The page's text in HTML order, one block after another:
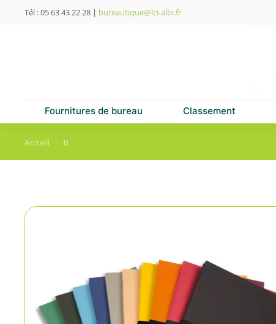
Tél : 05 63 43 22 28 | bureautique@lci-albi.fr
Fournitures de bureau Classement
Accueil 0